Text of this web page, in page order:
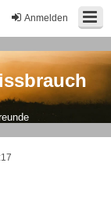
Anmelden